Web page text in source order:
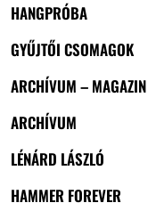
HANGPRÓBA
GYŰJTŐI CSOMAGOK
ARCHÍVUM – MAGAZIN
ARCHÍVUM
LÉNÁRD LÁSZLÓ
HAMMER FOREVER